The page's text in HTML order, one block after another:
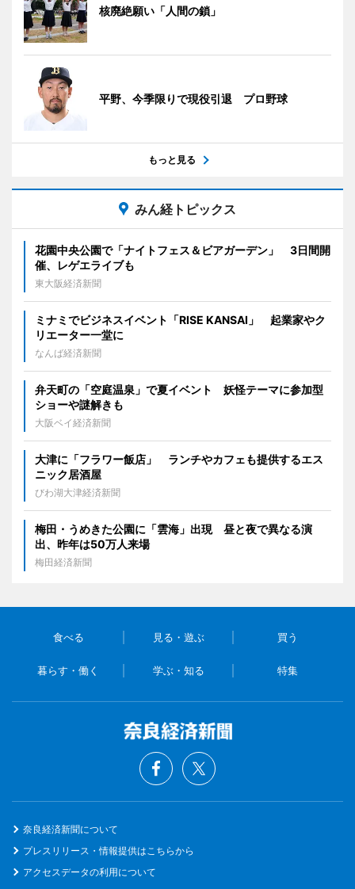
核廃絶願い「人間の鎖」
平野、今季限りで現役引退 プロ野球
もっと見る
みん経トピックス
花園中央公園で「ナイトフェス＆ビアガーデン」 3日間開
催、レゲエライブも
東大阪経済新聞
ミナミでビジネスイベント「RISE KANSAI」 起業家やク
リエーター一堂に
なんば経済新聞
弁天町の「空庭温泉」で夏イベント 妖怪テーマに参加型
ショーや謎解きも
大阪ベイ経済新聞
大津に「フラワー飯店」 ランチやカフェも提供するエス
ニック居酒屋
びわ湖大津経済新聞
梅田・うめきた公園に「雲海」出現 昼と夜で異なる演
出、昨年は50万人来場
梅田経済新聞
食べる 見る・遊ぶ 買う
暮らす・働く 学ぶ・知る 特集
奈良経済新聞について
プレスリリース・情報提供はこちらから
アクセスデータの利用について